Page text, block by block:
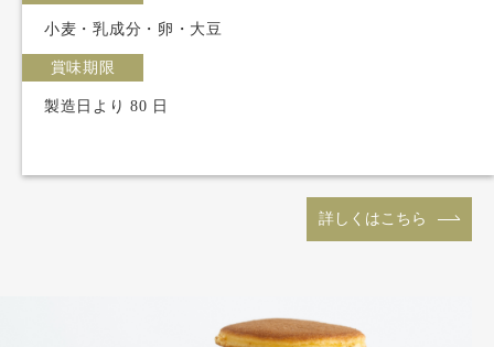
小麦・乳成分・卵・大豆
賞味期限
製造日より 80 日
詳しくはこちら